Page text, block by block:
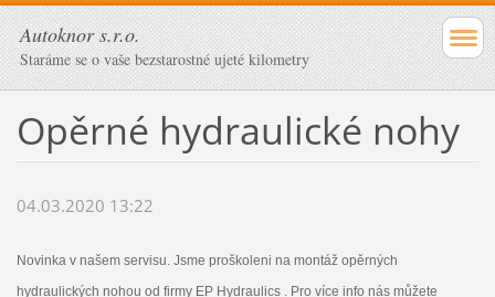
Autoknor s.r.o.
Staráme se o vaše bezstarostné ujeté kilometry
Opěrné hydraulické nohy
04.03.2020 13:22
Novinka v našem servisu. Jsme proškoleni na montáž opěrných
hydraulických nohou od firmy EP Hydraulics . Pro více info nás můžete